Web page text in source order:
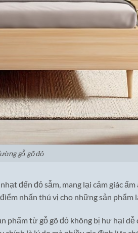
gỗ gõ đỏ
đến đỏ sẫm, mang lại cảm giác ấm
nhấn thú vị cho những sản phẩm
phẩm từ gỗ gõ đỏ không bị hư hại dễ